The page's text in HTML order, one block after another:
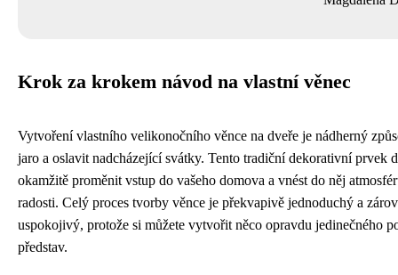
Krok za krokem návod na vlastní věnec
Vytvoření vlastního velikonočního věnce na dveře je nádherný
jaro a oslavit nadcházející svátky. Tento tradiční dekorativní prvek
okamžitě proměnit vstup do vašeho domova a vnést do něj
radosti. Celý proces tvorby věnce je překvapivě jednoduchý a
uspokojivý, protože si můžete vytvořit něco opravdu jedinečného
představ.